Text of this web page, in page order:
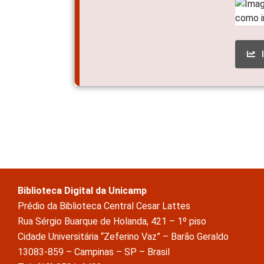
Biblioteca Digital da Unicamp
Prédio da Biblioteca Central Cesar Lattes
Rua Sérgio Buarque de Holanda, 421 – 1º piso
Cidade Universitária “Zeferino Vaz” – Barão Geraldo
13083-859 – Campinas – SP – Brasil